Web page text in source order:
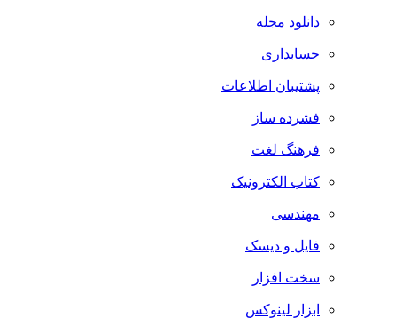
دانلود مجله
حسابداری
پشتیبان اطلاعات
فشرده ساز
فرهنگ لغت
کتاب الکترونیک
مهندسی
فایل و دیسک
سخت افزار
ابزار لینوکس